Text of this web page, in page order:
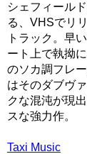
シェフィール
る、VHSでリ
トラック。早
ート上で執拗
のソカ調フレ
はそのダブヴ
クな混沌が現
スな強力作。
Taxi Music